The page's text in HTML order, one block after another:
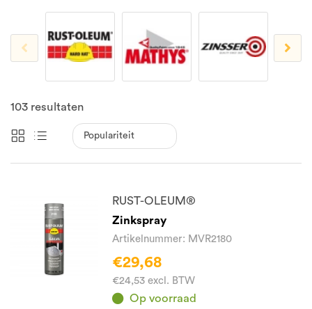
103 resultaten
RUST-OLEUM®
Zinkspray
Artikelnummer: MVR2180
€29,68
€24,53 excl. BTW
Op voorraad